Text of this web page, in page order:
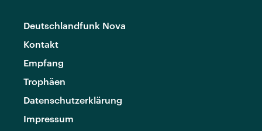
Deutschlandfunk Nova
Kontakt
Empfang
Trophäen
Datenschutzerklärung
Impressum